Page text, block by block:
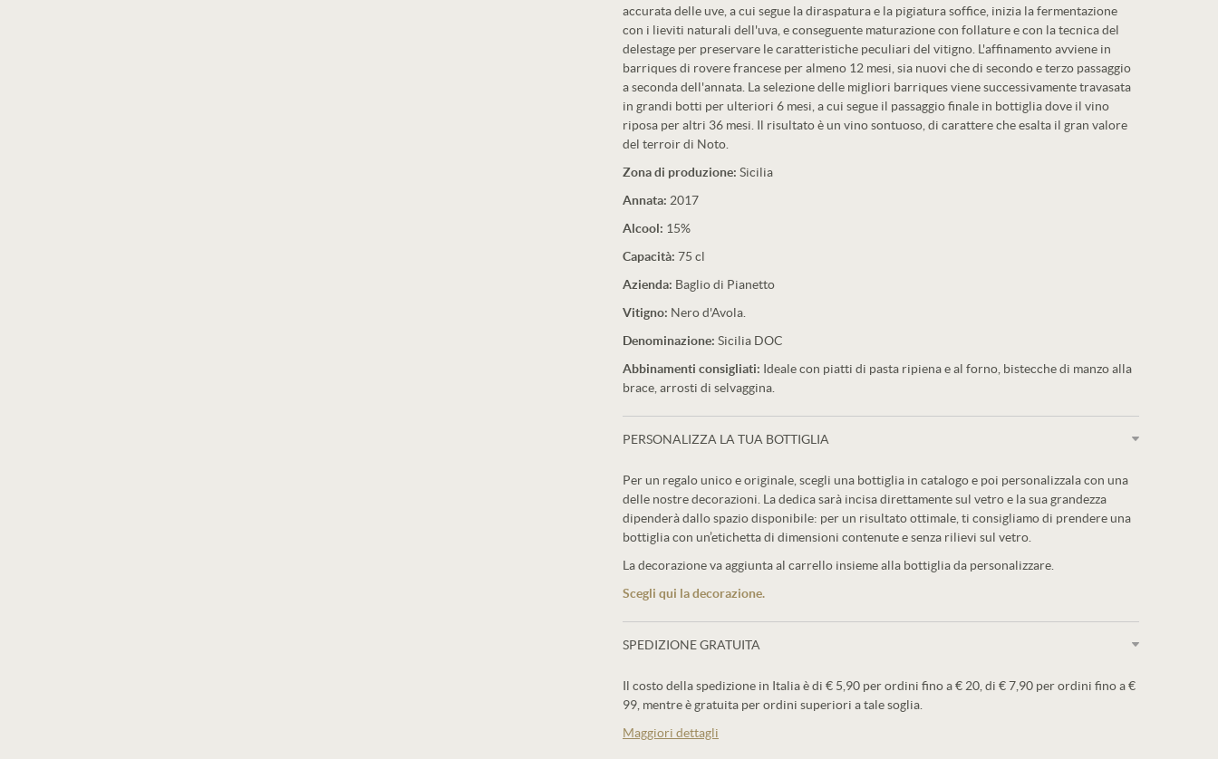
accurata delle uve, a cui segue la diraspatura e la pigiatura soffice, inizia la fermentazione
con i lieviti naturali dell'uva, e conseguente maturazione con follature e con la tecnica del
delestage per preservare le caratteristiche peculiari del vitigno. L'affinamento avviene in
barriques di rovere francese per almeno 12 mesi, sia nuovi che di secondo e terzo passaggio
a seconda dell'annata. La selezione delle migliori barriques viene successivamente travasata
in grandi botti per ulteriori 6 mesi, a cui segue il passaggio finale in bottiglia dove il vino
riposa per altri 36 mesi. Il risultato è un vino sontuoso, di carattere che esalta il gran valore
del terroir di Noto.
Zona di produzione: Sicilia
Annata: 2017
Alcool: 15%
Capacità: 75 cl
Azienda: Baglio di Pianetto
Vitigno: Nero d'Avola.
Denominazione: Sicilia DOC
Abbinamenti consigliati: Ideale con piatti di pasta ripiena e al forno, bistecche di manzo alla
brace, arrosti di selvaggina.
PERSONALIZZA LA TUA BOTTIGLIA
Per un regalo unico e originale, scegli una bottiglia in catalogo e poi personalizzala con una
delle nostre decorazioni. La dedica sarà incisa direttamente sul vetro e la sua grandezza
dipenderà dallo spazio disponibile: per un risultato ottimale, ti consigliamo di prendere una
bottiglia con un’etichetta di dimensioni contenute e senza rilievi sul vetro.
La decorazione va aggiunta al carrello insieme alla bottiglia da personalizzare.
Scegli qui la decorazione.
SPEDIZIONE GRATUITA
Il costo della spedizione in Italia è di € 5,90 per ordini fino a € 20, di € 7,90 per ordini fino a €
99, mentre è gratuita per ordini superiori a tale soglia.
Maggiori dettagli